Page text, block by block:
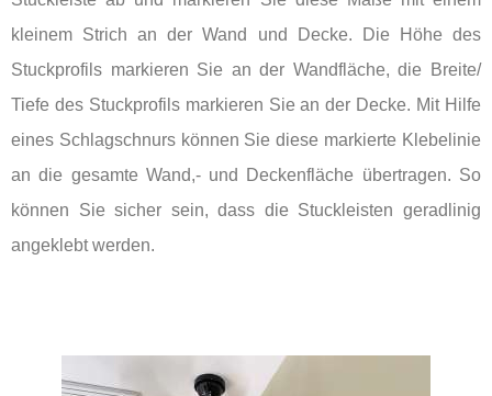
kleinem Strich an der Wand und Decke. Die Höhe des
Stuckprofils markieren Sie an der Wandfläche, die Breite/
Tiefe des Stuckprofils markieren Sie an der Decke. Mit Hilfe
eines Schlagschnurs können Sie diese markierte Klebelinie
an die gesamte Wand,- und Deckenfläche übertragen. So
können Sie sicher sein, dass die Stuckleisten geradlinig
angeklebt werden.